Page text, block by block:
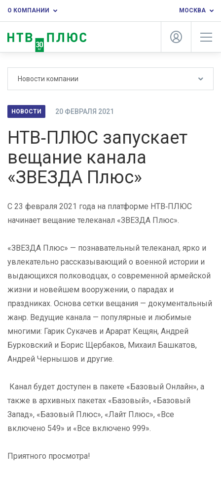
О КОМПАНИИ МОСКВА
Новости компании
НОВОСТИ 20 ФЕВРАЛЯ 2021
НТВ‑ПЛЮС запускает
вещание канала
«ЗВЕЗДА Плюс»
С 23 февраля 2021 года на платформе НТВ‑ПЛЮС
начинает вещание телеканал «ЗВЕЗДА Плюс».
«ЗВЕЗДА Плюс» — познавательный телеканал, ярко и
увлекательно рассказывающий о военной истории и
выдающихся полководцах, о современной армейской
жизни и новейшем вооружении, о парадах и
праздниках. Основа сетки вещания — документальный
жанр. Ведущие канала — популярные и любимые
многими: Гарик Сукачев и Арарат Кещян, Андрей
Бурковский и Борис Щербаков, Михаил Башкатов,
Андрей Чернышов и другие.
Канал будет доступен в пакете «Базовый Онлайн», а
также в архивных пакетах «Базовый», «Базовый
Запад», «Базовый Плюс», «Лайт Плюс», «Все
включено 549» и «Все включено 999».
Приятного просмотра!